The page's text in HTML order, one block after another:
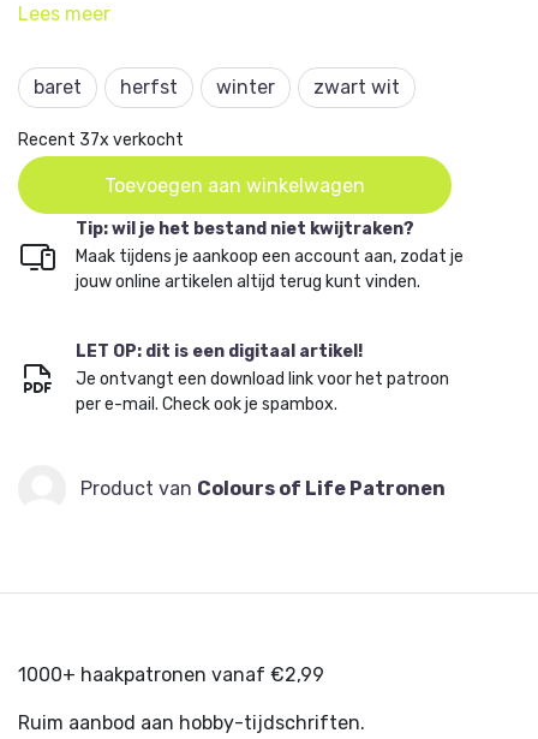
Lees meer
baret herfst winter zwart wit
Recent 37x verkocht
Toevoegen aan winkelwagen
Tip: wil je het bestand niet kwijtraken?
Maak tijdens je aankoop een account aan, zodat je
jouw online artikelen altijd terug kunt vinden.
LET OP: dit is een digitaal artikel!
Je ontvangt een download link voor het patroon
per e-mail. Check ook je spambox.
Product van Colours of Life Patronen
1000+ haakpatronen vanaf €2,99
Ruim aanbod aan hobby-tijdschriften.